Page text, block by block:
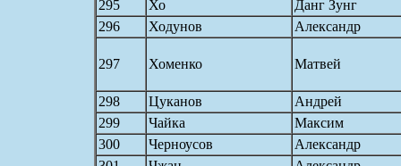
295
Хо
Данг Зунг
296
Ходунов Александр
297 Хоменко Матвей
298 Цуканов
Андрей
299
Чайка
Максим
300
Черноусов
Александр